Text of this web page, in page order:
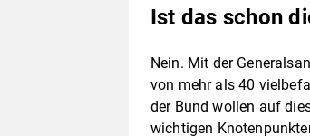
Ist das schon
Nein. Mit der
von mehr als 40
der Bund wollen auf
wichtigen